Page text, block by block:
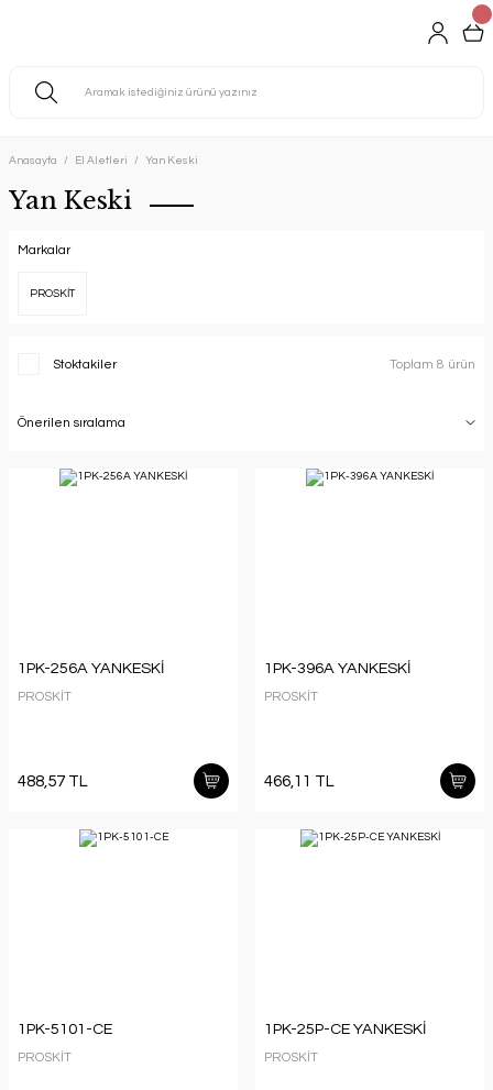
Anasayfa El Aletleri Yan Keski
Yan Keski
Markalar
PROSKİT
Stoktakiler Toplam 8 ürün
1PK-256A YANKESKİ
PROSKİT
488,57 TL
1PK-396A YANKESKİ
PROSKİT
466,11 TL
1PK-5101-CE
PROSKİT
1PK-25P-CE YANKESKİ
PROSKİT